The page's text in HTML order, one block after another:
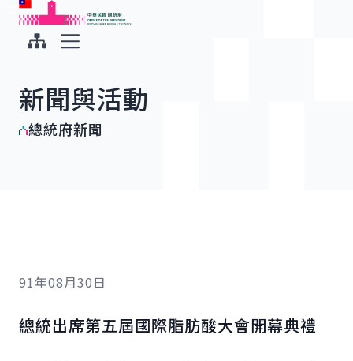
跳到主要內容
中華民國總統府
新聞與活動
總統府新聞
91年08月30日
總統出席第五屆國際脂肪酸大會開幕典禮